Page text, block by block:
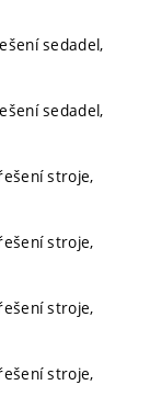
sedadel,
sedadel,
stroje,
stroje,
stroje,
stroje,